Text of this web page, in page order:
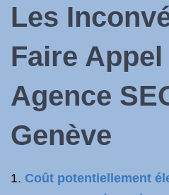
Les
Faire Appel
Agence
Genève
Coût potentiellement